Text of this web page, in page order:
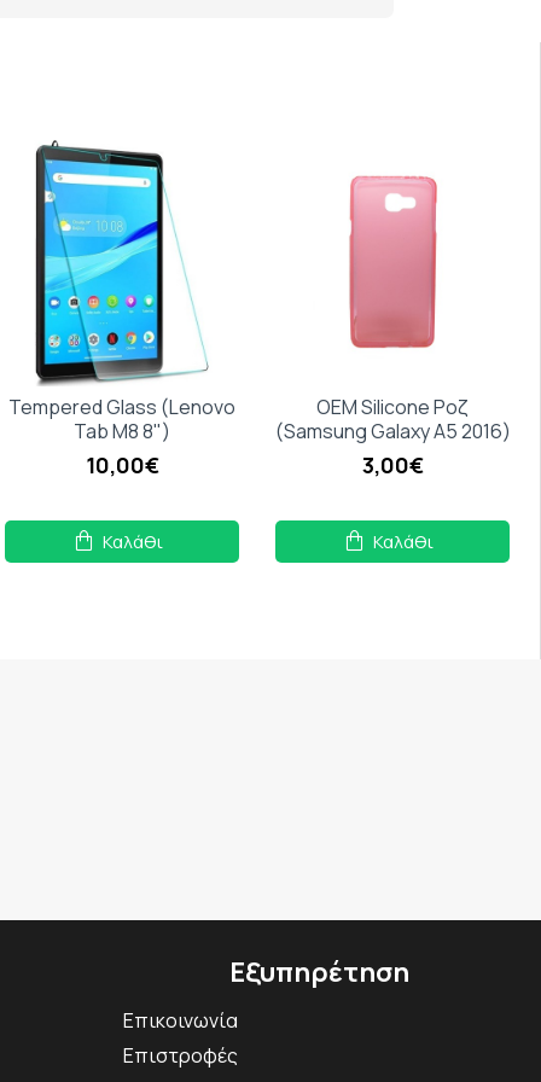
Tempered Glass (Lenovo
Tab M8 8")
10,00€
Καλάθι
OEM Silicone Ροζ
(Samsung Galaxy A5 2016)
3,00€
Καλάθι
Εξυπηρέτηση
Επικοινωνία
Επιστροφές